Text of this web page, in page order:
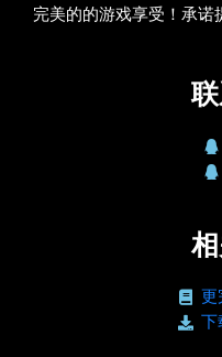
完美的的游戏享受！承诺
更
下